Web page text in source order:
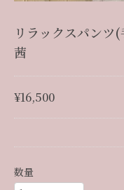
リラックスパンツ
茜
¥16,500
数量